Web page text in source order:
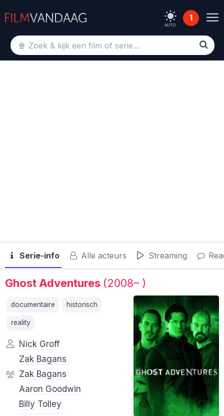
AUTO
1
Serie-info Alle acteurs Streaming
Ghost Adventures (2008– )
documentaire historisch
reality
Nick Groff
Zak Bagans
Zak Bagans
Aaron Goodwin
Billy Tolley